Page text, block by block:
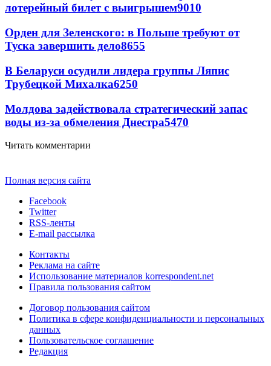
лотерейный билет с выигрышем9010
Орден для Зеленского: в Польше требуют от
Туска завершить дело8655
В Беларуси осудили лидера группы Ляпис
Трубецкой Михалка6250
Молдова задействовала стратегический запас
воды из-за обмеления Днестра5470
Читать комментарии
Полная версия сайта
Facebook
Twitter
RSS-ленты
E-mail рассылка
Контакты
Реклама на сайте
Использование материалов korrespondent.net
Правила пользования сайтом
Договор пользования сайтом
Политика в сфере конфиденциальности и персональных
данных
Пользовательское соглашение
Редакция